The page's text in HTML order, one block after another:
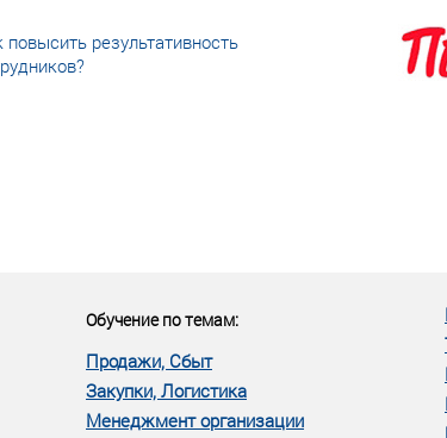
повысить результативность
Обучение по темам:
Продажи, Сбыт
Закупки, Логистика
Менеджмент организации